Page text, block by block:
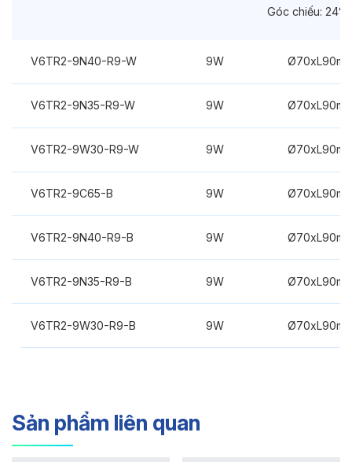
Góc chiếu: 24°
V6TR2-9N40-R9-W 9W
V6TR2-9N35-R9-W 9W
V6TR2-9W30-R9-W 9W
V6TR2-9C65-B 9W
V6TR2-9N40-R9-B 9W
V6TR2-9N35-R9-B 9W
V6TR2-9W30-R9-B 9W
Sản phẩm liên quan